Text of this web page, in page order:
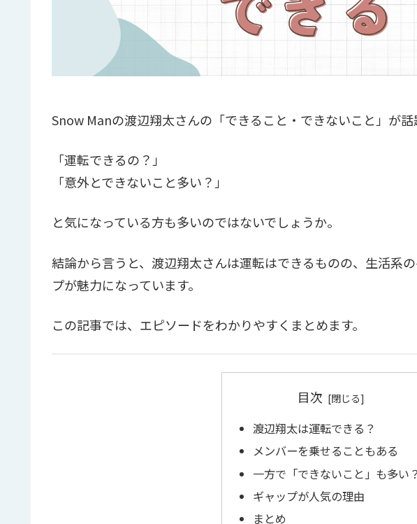
Snow Manの渡辺翔太さんの「できること・できないこと」が話
「運転できるの？」
「意外とできないこと多い？」
と気になっている方も多いのではないでしょうか。
結論から言うと、渡辺翔太さんは運転はできるものの、生活系
プが魅力になっています。
この記事では、エピソードをわかりやすくまとめます。
目次
渡辺翔太は運転できる？
メンバーを乗せることもある
一方で「できないこと」も多い？
ギャップが人気の理由
まとめ